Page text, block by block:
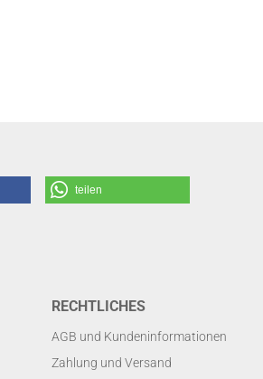
teilen
RECHTLICHES
AGB und Kundeninformationen
Zahlung und Versand